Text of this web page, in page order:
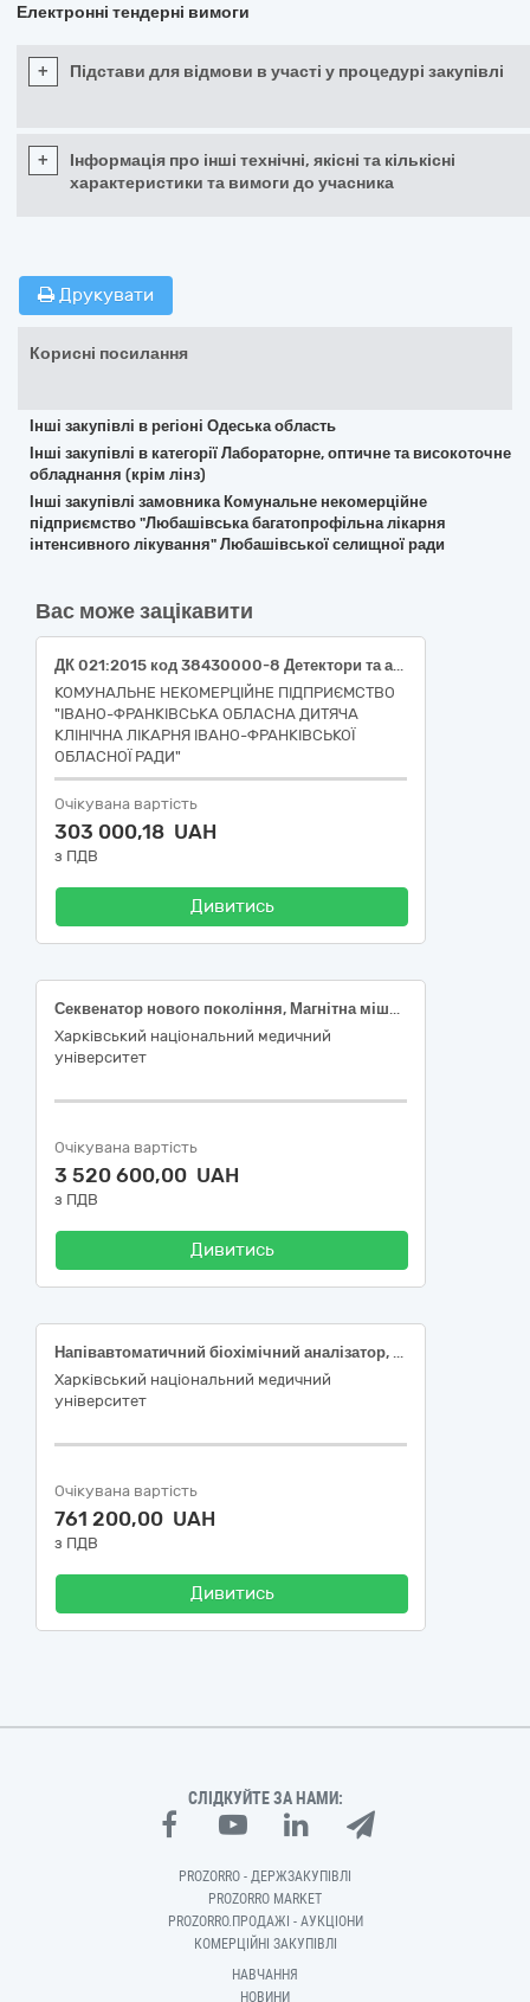
Електронні тендерні вимоги
+ Підстави для відмови в участі у процедурі закупівлі
+
Інформація про інші технічні, якісні та кількісні
характеристики та вимоги до учасника
Друкувати
Корисні посилання
Інші закупівлі в регіоні Одеська область
Інші закупівлі в категорії Лабораторне, оптичне та високоточне
обладнання (крім лінз)
Інші закупівлі замовника Комунальне некомерційне
підприємство "Любашівська багатопрофільна лікарня
інтенсивного лікування" Любашівської селищної ради
Вас може зацікавити
ДК 021:2015 код 38430000-8 Детектори та аналізатори Аналізатор газів крові та електролітів Код НК 031:2024 W0201040102 АНАЛІЗАТОРИ ГАЗІВ КРОВІ – З ДОДАТКОВИМИ ПАРАМЕТРАМИ (pH, pO2, pCO2, гематокрит + метаболіти + електроліти, параметри CO-оксиметра і параметри коагуляції)
КОМУНАЛЬНЕ НЕКОМЕРЦІЙНЕ ПІДПРИЄМСТВО
"ІВАНО-ФРАНКІВСЬКА ОБЛАСНА ДИТЯЧА
КЛІНІЧНА ЛІКАРНЯ ІВАНО-ФРАНКІВСЬКОЇ
ОБЛАСНОЇ РАДИ"
Очікувана вартість
303 000,18 UAH
з ПДВ
Дивитись
Секвенатор нового покоління, Магнітна мішалка з підігрівом
Харківський національний медичний
університет
Очікувана вартість
3 520 600,00 UAH
з ПДВ
Дивитись
Напівавтоматичний біохімічний аналізатор, Аналізатор імуноферментний мікропланшетний, Аналізатор імуноферментний мікропланшетний
Харківський національний медичний
університет
Очікувана вартість
761 200,00 UAH
з ПДВ
Дивитись
СЛІДКУЙТЕ ЗА НАМИ:
PROZORRO - ДЕРЖЗАКУПІВЛІ
PROZORRO MARKET
PROZORRO.ПРОДАЖІ - АУКЦІОНИ
КОМЕРЦІЙНІ ЗАКУПІВЛІ
НАВЧАННЯ
НОВИНИ